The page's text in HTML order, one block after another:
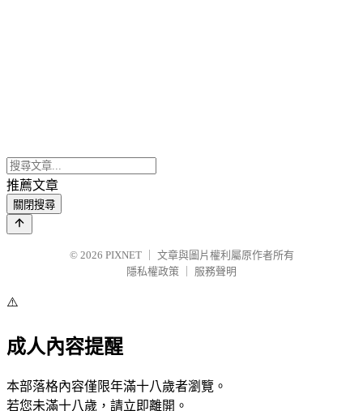
推薦文章
關閉搜尋
© 2026 PIXNET
文章與圖片權利屬原作者所有
隱私權政策
服務聲明
⚠️
成人內容提醒
本部落格內容僅限年滿十八歲者瀏覽。
若您未滿十八歲，請立即離開。